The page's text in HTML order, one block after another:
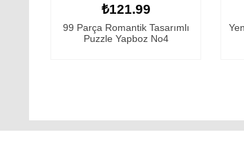
₺121.99
99 Parça Romantik Tasarımlı
Puzzle Yapboz No4